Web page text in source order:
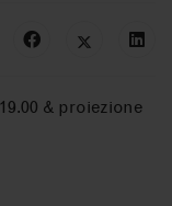
& proiezione